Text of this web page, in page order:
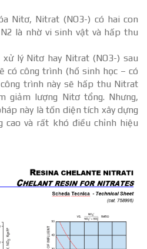
Nitơ, Nitrat (NO3-) có hai con
là nhờ vi sinh vật và hấp thu
lý Nitơ hay Nitrat (NO3-) sau
có công trình (hồ sinh học – có
trình này sẽ hấp thu Nitrat
giảm lượng Nitơ tổng. Nhưng,
này là tốn diện tích xây dựng
cao và rất khó điều chỉnh hiệu